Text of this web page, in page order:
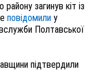
загинув кіт із
повідомили у
Полтавської
підтвердили